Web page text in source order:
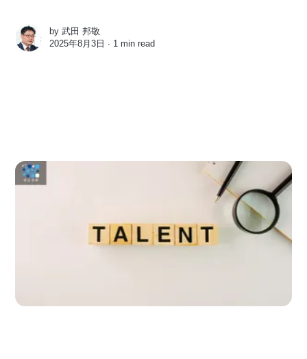
by武田 邦敬
2025年8月3日 ∙ 1 min read